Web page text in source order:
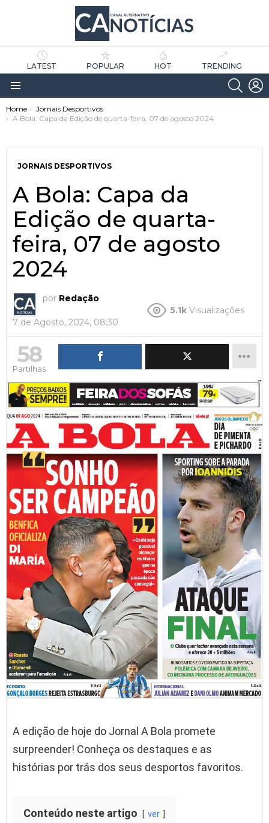
LATEST POPULAR HOT TRENDING
Menu
You are here:
Home
Jornais Desportivos
A Bola: Capa da Edição de quarta-feira, 07 de agosto 2024
JORNAIS DESPORTIVOS
A Bola: Capa da
Edição de quarta-
feira, 07 de agosto
2024
por Redação
7 de Agosto, 2024, 08:30
5.1k Visualizações
58
Partilhas
A edição de hoje do Jornal A Bola promete
surpreender! Conheça os destaques e as
histórias por trás dos seus desportos favoritos.
Conteúdo neste artigo ver